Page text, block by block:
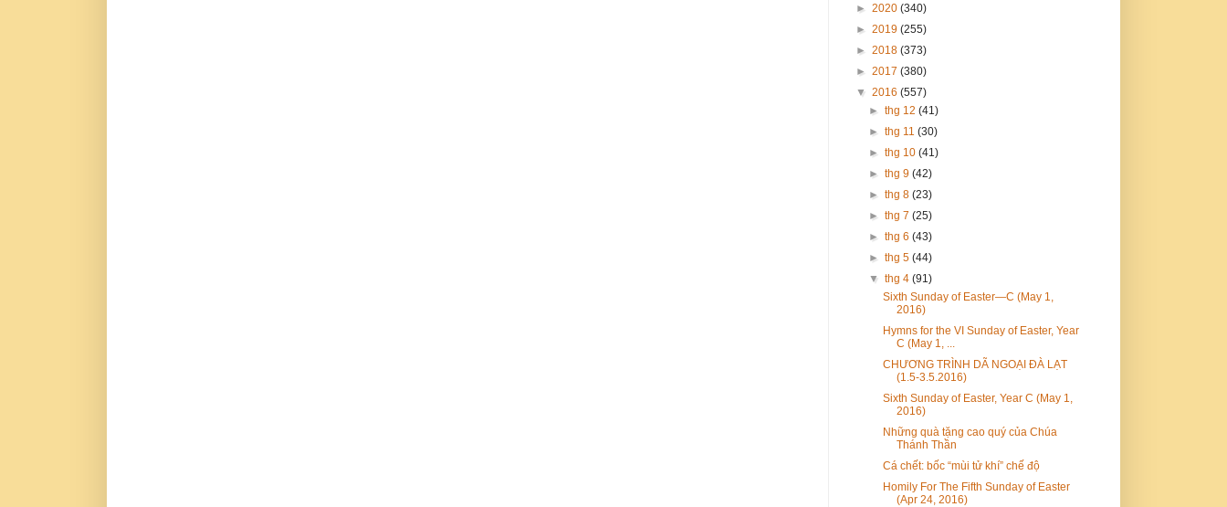
► 2020 (340)
► 2019 (255)
► 2018 (373)
► 2017 (380)
▼ 2016 (557)
►thg 12(41)
►thg 11(30)
►thg 10(41)
►thg 9(42)
►thg 8(23)
►thg 7(25)
►thg 6(43)
►thg 5(44)
▼thg 4(91)
Sixth Sunday of Easter—C (May 1,
2016)
Hymns for the VI Sunday of Easter, Year
C (May 1, ...
CHƯƠNG TRÌNH DÃ NGOẠI ĐÀ LẠT
(1.5-3.5.2016)
Sixth Sunday of Easter, Year C (May 1,
2016)
Những quà tặng cao quý của Chúa
Thánh Thần
Cá chết: bốc “mùi tử khí” chế độ
Homily For The Fifth Sunday of Easter
(Apr 24, 2016)